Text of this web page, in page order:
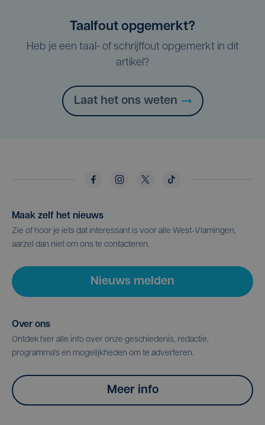
Taalfout opgemerkt?
Heb je een taal- of schrijffout opgemerkt in dit
artikel?
Laat het ons weten
Maak zelf het nieuws
Zie of hoor je iets dat interessant is voor alle West-Vlamingen,
aarzel dan niet om ons te contacteren.
Nieuws melden
Over ons
Ontdek hier alle info over onze geschiedenis, redactie,
programma's en mogelijkheden om te adverteren.
Meer info